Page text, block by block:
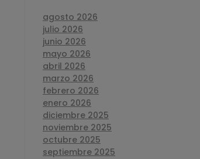
agosto 2026
julio 2026
junio 2026
mayo 2026
abril 2026
marzo 2026
febrero 2026
enero 2026
diciembre 2025
noviembre 2025
octubre 2025
septiembre 2025